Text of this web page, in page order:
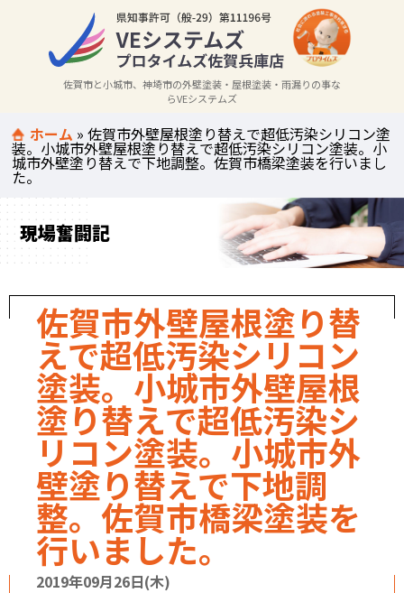
佐賀市と小城市、神埼市の外壁塗装・屋根塗装・雨漏りの事な
らVEシステムズ
ホーム »佐賀市外壁屋根塗り替えで超低汚染シリコン塗
装。小城市外壁屋根塗り替えで超低汚染シリコン塗装。小
城市外壁塗り替えで下地調整。佐賀市橋梁塗装を行いまし
た。
現場奮闘記
佐賀市外壁屋根塗り替
えで超低汚染シリコン
塗装。小城市外壁屋根
塗り替えで超低汚染シ
リコン塗装。小城市外
壁塗り替えで下地調
整。佐賀市橋梁塗装を
行いました。
2019年09月26日(木)